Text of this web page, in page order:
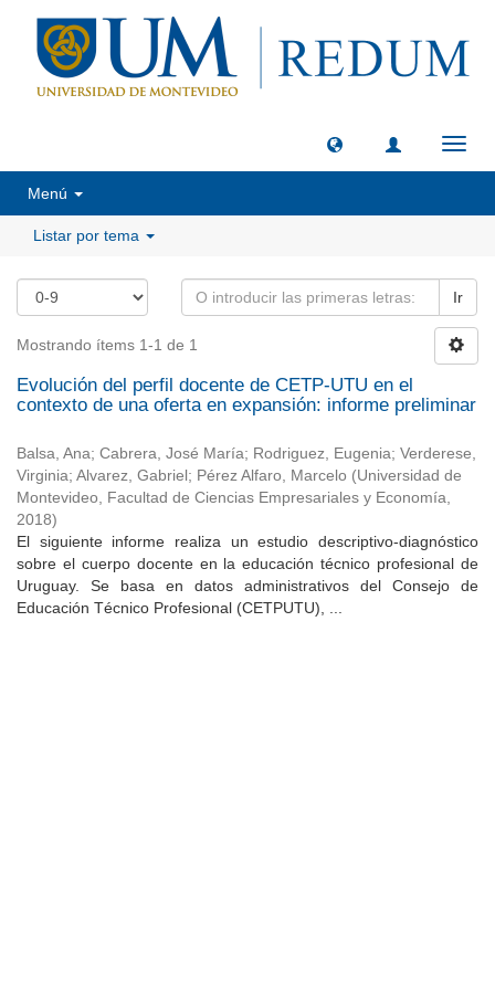
Menú
Listar por tema
Ir
Mostrando ítems 1-1 de 1
Evolución del perfil docente de CETP-UTU en el
contexto de una oferta en expansión: informe preliminar
Balsa, Ana; Cabrera, José María; Rodriguez, Eugenia; Verderese,
Virginia; Alvarez, Gabriel ; Pérez Alfaro, Marcelo (Universidad de
Montevideo, Facultad de Ciencias Empresariales y Economía,
2018)
El siguiente informe realiza un estudio descriptivo-diagnóstico
sobre el cuerpo docente en la educación técnico profesional de
Uruguay. Se basa en datos administrativos del Consejo de
Educación Técnico Profesional (CETPUTU), ...